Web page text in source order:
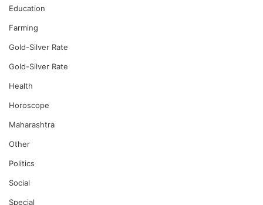
Education
Farming
Gold-Silver Rate
Gold-Silver Rate
Health
Horoscope
Maharashtra
Other
Politics
Social
Special